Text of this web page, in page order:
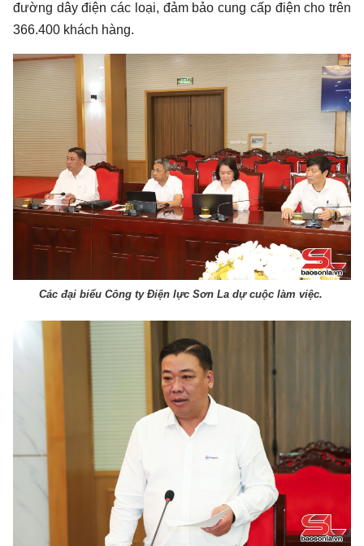
đường dây điện các loại, đảm bảo cung cấp điện cho trên
366.400 khách hàng.
Các đại biểu Công ty Điện lực Sơn La dự cuộc làm việc.